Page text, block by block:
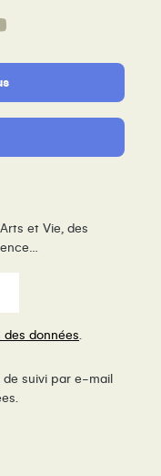
et Vie, des
données.
suivi par e-mail